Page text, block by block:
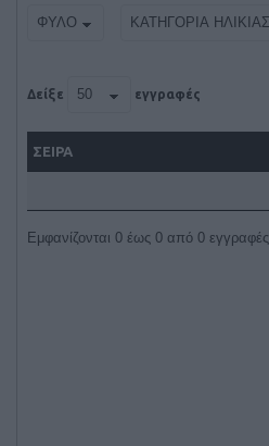
Δείξε εγγραφές
ΣΕΙΡΑ
Εμφανίζονται 0 έως 0 από 0 εγγραφές